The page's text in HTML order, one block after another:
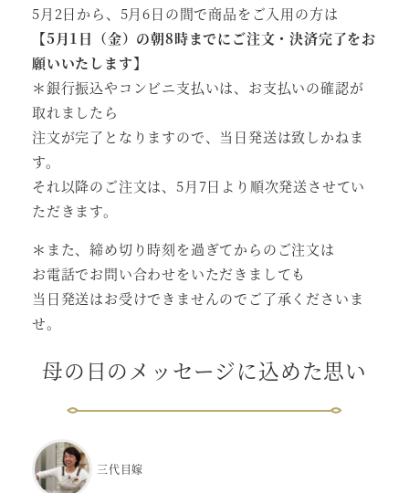
5月2日から、5月6日の間で商品をご入用の方は
【5月1日（金）の朝8時までにご注文・決済完了をお
願いいたします】
＊銀行振込やコンビニ支払いは、お支払いの確認が
取れましたら
注文が完了となりますので、当日発送は致しかねま
す。
それ以降のご注文は、5月7日より順次発送させてい
ただきます。
＊また、締め切り時刻を過ぎてからのご注文は
お電話でお問い合わせをいただきましても
当日発送はお受けできませんのでご了承くださいま
せ。
母の日のメッセージに込めた思い
三代目嫁